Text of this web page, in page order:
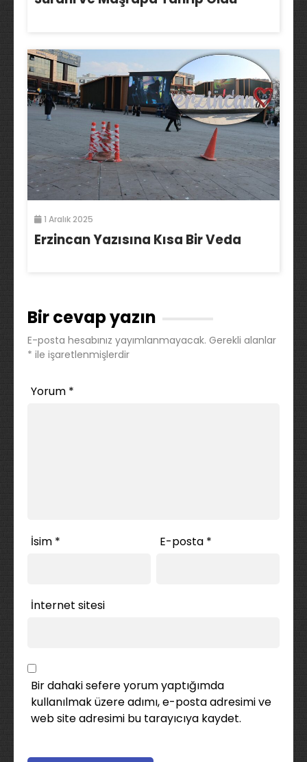
1 Aralık 2025
Erzincan Yazısına Kısa Bir Veda
Bir cevap yazın
E-posta hesabınız yayımlanmayacak. Gerekli alanlar
* ile işaretlenmişlerdir
Yorum *
İsim * E-posta *
İnternet sitesi
Bir dahaki sefere yorum yaptığımda
kullanılmak üzere adımı, e-posta adresimi ve
web site adresimi bu tarayıcıya kaydet.